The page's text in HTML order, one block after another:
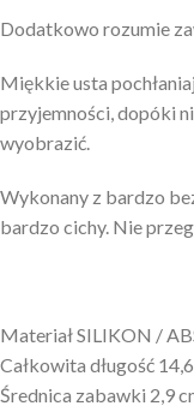
Dodatkowo rozumie
Miękkie usta
przyjemności, dopóki
wyobrazić.
Wykonany z bardzo
bardzo cichy. Nie
Materiał SILIKON /
Całkowita długość
Średnica zabawki 2,9